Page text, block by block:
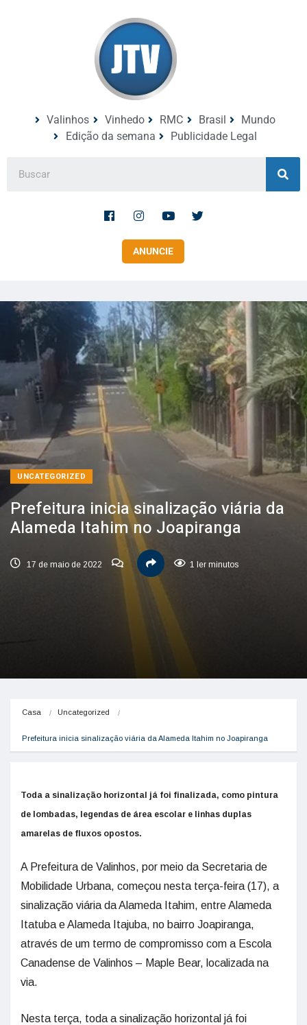
Valinhos Vinhedo RMC Brasil
Mundo
Edição da semana
Publicidade Legal
ANUNCIE
UNCATEGORIZED
Prefeitura inicia sinalização viária da
Alameda Itahim no Joapiranga
17 de maio de 2022 1 ler minutos
Casa Uncategorized
Prefeitura inicia sinalização viária da Alameda Itahim no Joapiranga
Toda a sinalização horizontal já foi finalizada, como pintura
de lombadas, legendas de área escolar e linhas duplas
amarelas de fluxos opostos.
A Prefeitura de Valinhos, por meio da Secretaria de
Mobilidade Urbana, começou nesta terça-feira (17), a
sinalização viária da Alameda Itahim, entre Alameda
Itatuba e Alameda Itajuba, no bairro Joapiranga,
através de um termo de compromisso com a Escola
Canadense de Valinhos – Maple Bear, localizada na
via.
Nesta terça, toda a sinalização horizontal já foi